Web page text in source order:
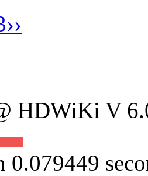
››
HDWiKi V
0.079449